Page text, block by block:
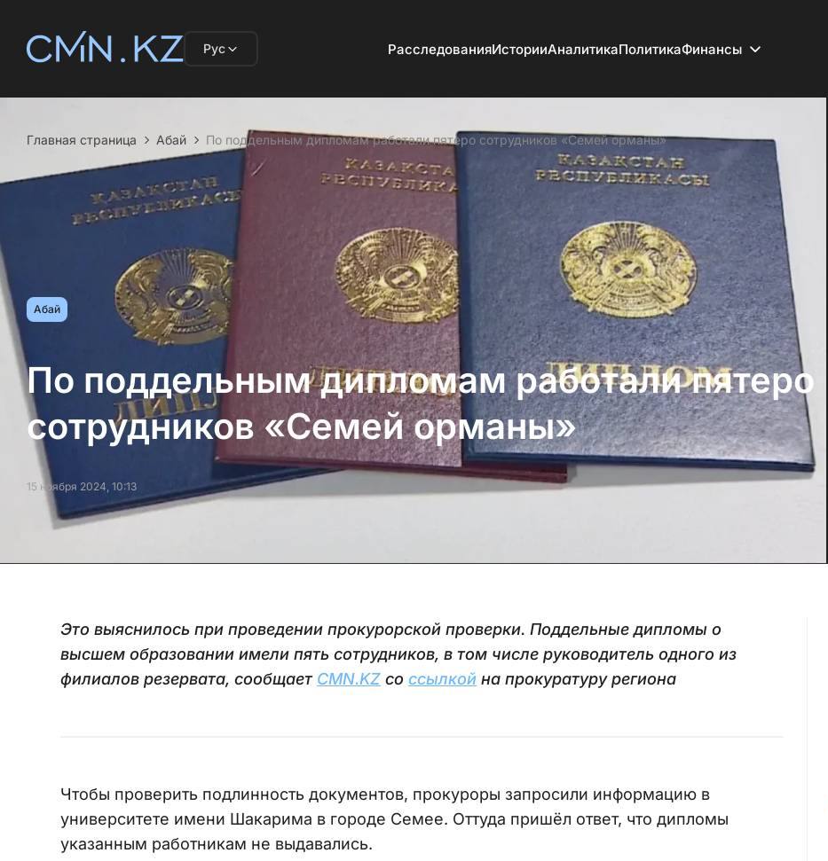
Рус РасследованияИсторииАналитикаПолитикаФинансы
Главная страница Абай По поддельным дипломам работали пятеро сотрудников «Семей орманы»
Абай
По поддельным дипломам работали пятеро
сотрудников «Семей орманы»
15 ноября 2024, 10:13
Это выяснилось при проведении прокурорской проверки. Поддельные дипломы о
высшем образовании имели пять сотрудников, в том числе руководитель одного из
филиалов резервата, сообщает CMN.KZ со ссылкой на прокуратуру региона
Чтобы проверить подлинность документов, прокуроры запросили информацию в
университете имени Шакарима в городе Семее. Оттуда пришёл ответ, что дипломы
указанным работникам не выдавались.